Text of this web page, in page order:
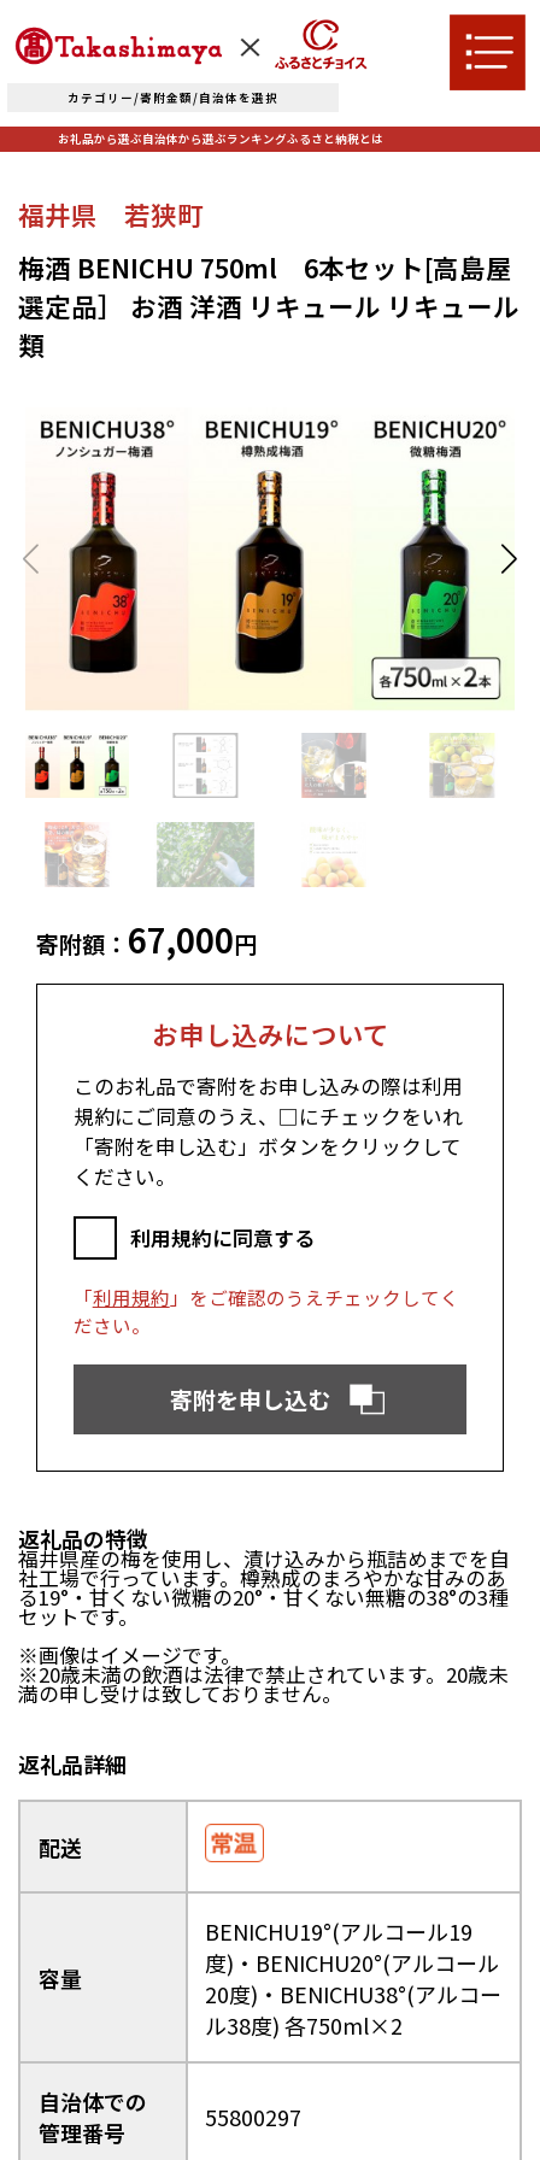
カテゴリー/寄附金額/自治体を選択
TOPへ
肉 米・パン
魚貝類
野菜類
お酒
菓子
麺類
調味料・油 鍋セット
イベントや
チケット等
雑貨・日用品
ファッション
工芸品・
装飾品
札幌市（北海道）
千歳市（北海道）
石狩市（北海道）
小樽市（北海道）
東川町（北海道）
枝幸町（北海道）
白老町（北海道）
別海町（北海道）
東北エリア
蓬田村（青森県）
花巻市（岩手県）
塩竈市（宮城県）
関東エリア
世田谷区（東京都）
横浜市（神奈川県）
小田原市（神奈川県）
三浦市（神奈川県）
中部エリア
輪島市（石川県）加賀市（石川県）
鯖江市（福井県） 若狭町（福井県）
都留市（山梨県）岐阜県（岐阜県）
中津川市（岐阜県）美濃加茂市（岐阜県）
富士市（静岡県）
近畿エリア
多気町（三重県）
明和町（三重県）
湖南市（滋賀県）高島市（滋賀県）
与謝野町（京都府）大阪市（大阪府）
泉佐野市（大阪府）
阪南市（大阪府）堺市（大阪府）
神戸市（兵庫県）豊岡市（兵庫県）
三木市（兵庫県） 香美町（兵庫県）
中国エリア
境港市（鳥取県）
琴浦町（鳥取県）
日吉津村（鳥取県） 大山町（鳥取県）
南部町（鳥取県）伯耆町（鳥取県）
日南町（鳥取県）
江府町（鳥取県）松江市（島根県）
大田市（島根県）安来市（島根県）
四国エリア
小豆島町（香川県）松山市（愛媛県）
九州エリア
壱岐市（長崎県）西海市（長崎県）
宇城市（熊本県）指宿市（鹿児島県）
ランキング
ふるさと納税とは
よくある質問とお問い合わせ
お礼品から選ぶ自治体から選ぶランキングふるさと納税とは
福井県 若狭町
梅酒 BENICHU 750ml 6本セット[高島屋
選定品］ お酒 洋酒 リキュール リキュール
類
寄附額： 67,000円
お申し込みについて
このお礼品で寄附をお申し込みの際は利用
規約にご同意のうえ、□にチェックをいれ
「寄附を申し込む」ボタンをクリックして
ください。
利用規約に同意する
「利用規約 」をご確認のうえチェックしてく
ださい。
寄附を申し込む
返礼品の特徴
福井県産の梅を使用し、漬け込みから瓶詰めまでを自
社工場で行っています。樽熟成のまろやかな甘みのあ
る19°・甘くない微糖の20°・甘くない無糖の38°の3種
セットです。
※画像はイメージです。
※20歳未満の飲酒は法律で禁止されています。20歳未
満の申し受けは致しておりません。
返礼品詳細
配送
容量
BENICHU19°(アルコール19
度)・BENICHU20°(アルコール
20度)・BENICHU38°(アルコー
ル38度) 各750ml×2
自治体での
管理番号
55800297